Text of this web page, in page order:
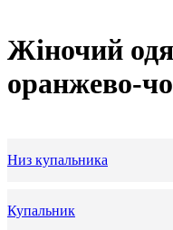
Жіночий
оранжево-
Низ купальника
Купальник